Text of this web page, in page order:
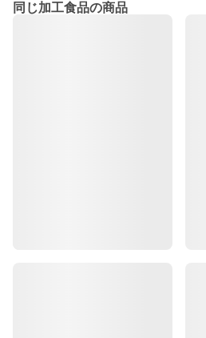
同じ加工食品の商品